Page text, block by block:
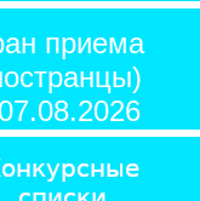
приема